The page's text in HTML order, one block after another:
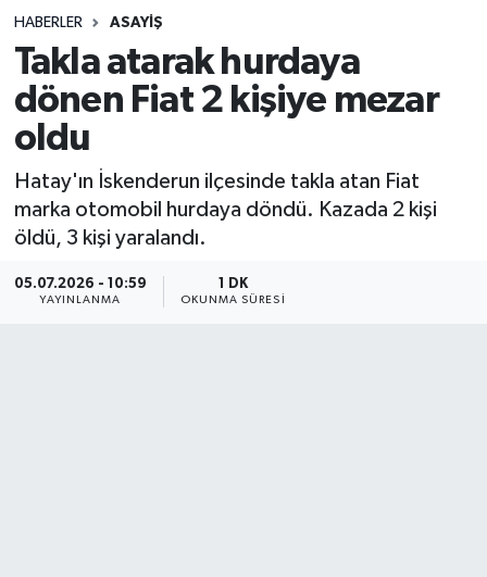
HABERLER ASAYIŞ
Takla atarak hurdaya
dönen Fiat 2 kişiye mezar
oldu
Hatay'ın İskenderun ilçesinde takla atan Fiat
marka otomobil hurdaya döndü. Kazada 2 kişi
öldü, 3 kişi yaralandı.
05.07.2026 - 10:59
YAYINLANMA
1 DK
OKUNMA SÜRESI
Spor
Teknoloji
Yaşam